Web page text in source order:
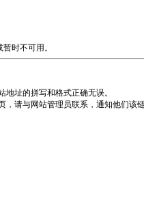
时不可用。
址的拼写和格式正确无误。
，请与网站管理员联系，通知他们该